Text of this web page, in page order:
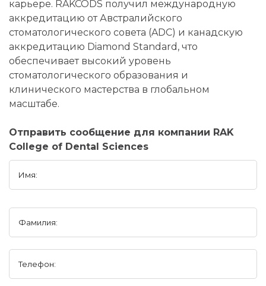
карьере. RAKCODS получил международную
аккредитацию от Австралийского
стоматологического совета (ADC) и канадскую
аккредитацию Diamond Standard, что
обеспечивает высокий уровень
стоматологического образования и
клинического мастерства в глобальном
масштабе.
Отправить сообщение для компании RAK
College of Dental Sciences
Имя:
Фамилия:
Телефон: